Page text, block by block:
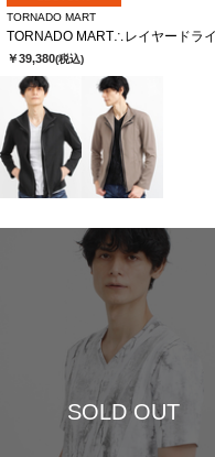
TORNADO MART
￥39,380(税込)
SOLD OUT